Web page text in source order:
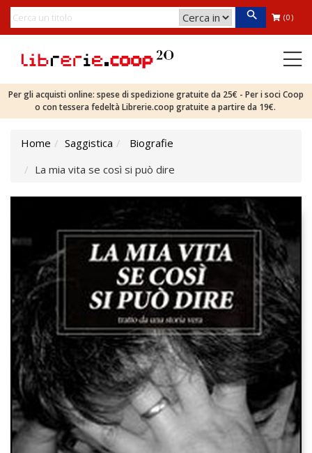
(0)
Per gli acquisti online: spese di spedizione gratuite da 25€ - Per i soci Coop
o con tessera fedeltà Librerie.coop gratuite a partire da 19€.
Home Saggistica
Biografie
La mia vita se così si può dire